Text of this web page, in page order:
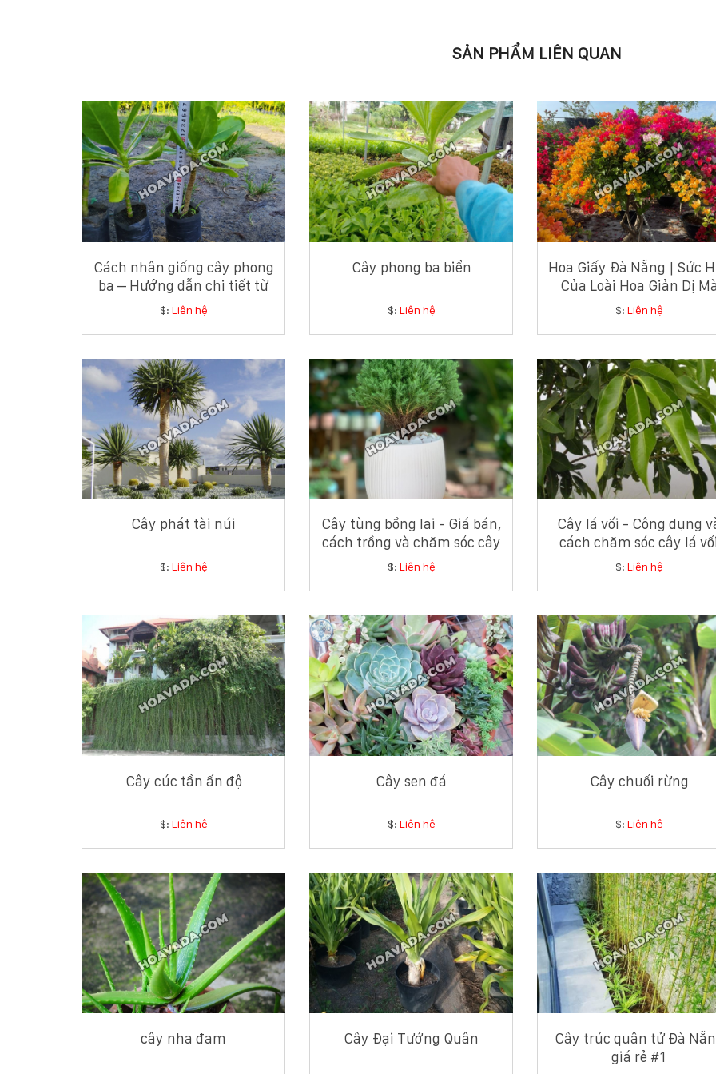
SẢN PHẨM LIÊN QUAN
Cách nhân giống cây phong
ba – Hướng dẫn chi tiết từ
chuyên gia cây xanh ven
$: Liên hệ
Cây phong ba biển
$: Liên hệ
Hoa Giấy Đà Nẵng | Sức
Của Loài Hoa Giản Dị
Tinh Tế
$: Liên hệ
Cây phát tài núi
$: Liên hệ
Cây tùng bồng lai - Giá bán,
cách trồng và chăm sóc cây
tùng bồng lai
$: Liên hệ
Cây lá vối - Công dụng
cách chăm sóc cây lá
$: Liên hệ
Cây cúc tần ấn độ
$: Liên hệ
Cây sen đá
$: Liên hệ
Cây chuối rừng
$: Liên hệ
cây nha đam Cây Đại Tướng Quân
Cây trúc quân tử Đà
giá rẻ #1